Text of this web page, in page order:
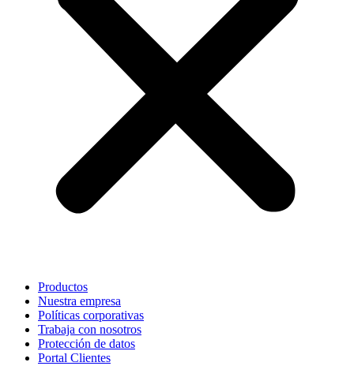
Productos
Nuestra empresa
Políticas corporativas
Trabaja con nosotros
Protección de datos
Portal Clientes